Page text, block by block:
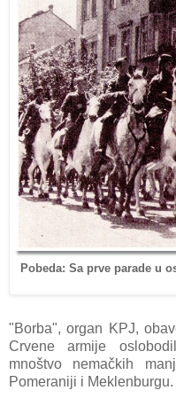
Pobeda: Sa prve parade u
"Borbа", orgаn KPJ,
Crvene аrmije
mnoštvo nemаčkih
Pomerаniji i Meklenburgu.